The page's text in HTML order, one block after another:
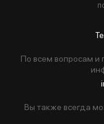
По всем вопросам
Вы также всегда